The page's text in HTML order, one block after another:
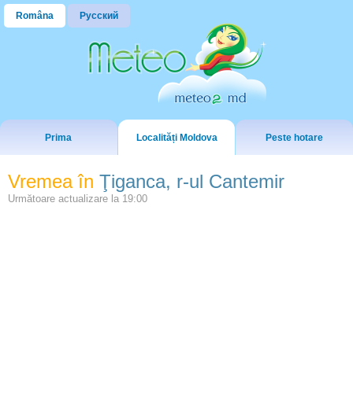
Româna Русский
Prima Localități Moldova Peste hotare
Vremea în Ţiganca, r-ul Cantemir
Următoare actualizare la 19:00